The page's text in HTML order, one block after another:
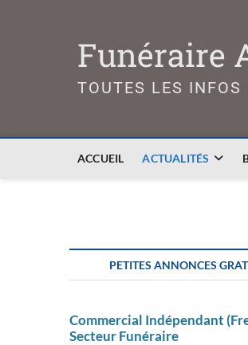
Funéraire
TOUTES LES INFOS
ACCUEIL ACTUALITÉS
PETITES ANNONCES
Commercial Indépendant
Secteur Funéraire